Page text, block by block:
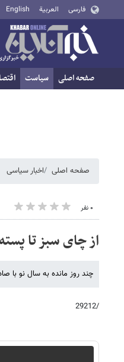
فارسی العربية English
صفحه اصلی سیاست
صفحه اصلی اخبار سیاسی
۰ نفر
از چای سبز تا
چند روز مانده به سال نو با
/29212